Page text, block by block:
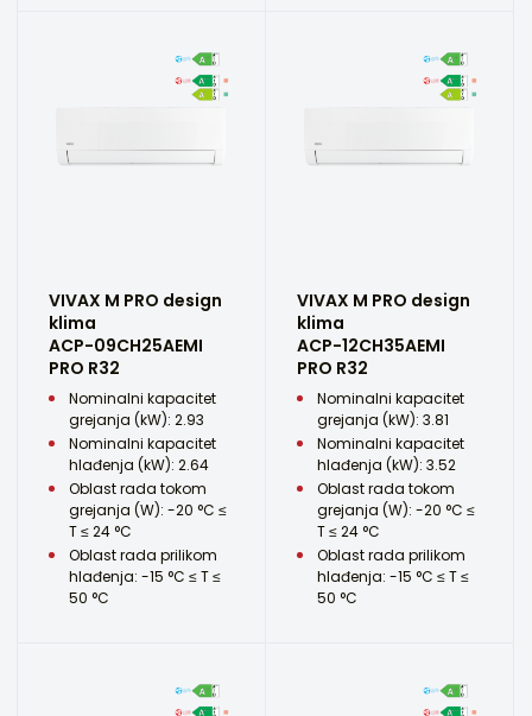
VIVAX M PRO design
klima
ACP-09CH25AEMI
PRO R32
Nominalni kapacitet
grejanja (kW): 2.93
Nominalni kapacitet
hlađenja (kW): 2.64
Oblast rada tokom
grejanja (W): -20 °C ≤
T ≤ 24 °C
Oblast rada prilikom
hlađenja: -15 °C ≤ T ≤
50 °C
VIVAX M PRO design
klima
ACP-12CH35AEMI
PRO R32
Nominalni kapacitet
grejanja (kW): 3.81
Nominalni kapacitet
hlađenja (kW): 3.52
Oblast rada tokom
grejanja (W): -20 °C ≤
T ≤ 24 °C
Oblast rada prilikom
hlađenja: -15 °C ≤ T ≤
50 °C